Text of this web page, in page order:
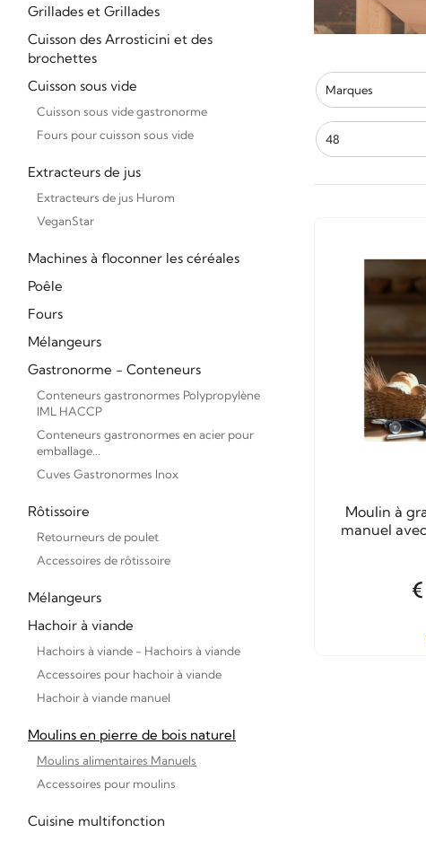
Grillades et Grillades
Cuisson des Arrosticini et des
brochettes
Cuisson sous vide
Cuisson sous vide gastronorme
Fours pour cuisson sous vide
Extracteurs de jus
Extracteurs de jus Hurom
VeganStar
Machines à floconner les céréales
Poêle
Fours
Mélangeurs
Gastronorme - Conteneurs
Conteneurs gastronormes Polypropylène
IML HACCP
Conteneurs gastronormes en acier pour
emballage...
Cuves Gastronormes Inox
Rôtissoire
Retourneurs de poulet
Accessoires de rôtissoire
Mélangeurs
Hachoir à viande
Hachoirs à viande - Hachoirs à viande
Accessoires pour hachoir à viande
Hachoir à viande manuel
Moulins en pierre de bois naturel
Moulins alimentaires Manuels
Accessoires pour moulins
Cuisine multifonction
Marques
48
Moulin à
manuel